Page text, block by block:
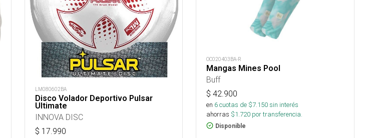
LM080602BA
Disco Volador Deportivo Pulsar
Ultimate
INNOVA DISC
$ 17.990
OC020403BA-R
Mangas Mines Pool
Buff
$42.900
en 6cuotas de $7.150sin interés
ahorras $1.720 por transferencia.
Disponible